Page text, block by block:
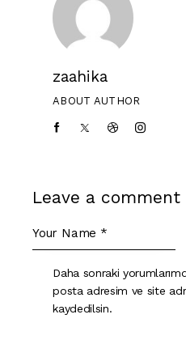
zaahika
ABOUT AUTHOR
Leave a comment
Daha sonraki
posta adresim ve site
kaydedilsin.